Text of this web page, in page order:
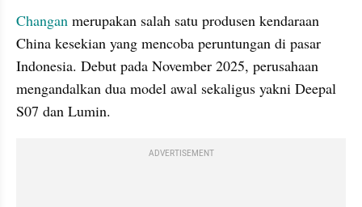
Changan merupakan salah satu produsen kendaraan
China kesekian yang mencoba peruntungan di pasar
Indonesia. Debut pada November 2025, perusahaan
mengandalkan dua model awal sekaligus yakni Deepal
S07 dan Lumin.
ADVERTISEMENT